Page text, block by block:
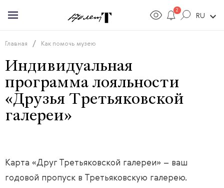
2
RU expand_more
Главная / Как помочь музею
Индивидуальная
программа лояльности
«Друзья Третьяковской
галереи»
Карта «Друг Третьяковской галереи» – ваш
годовой пропуск в Третьяковскую галерею.